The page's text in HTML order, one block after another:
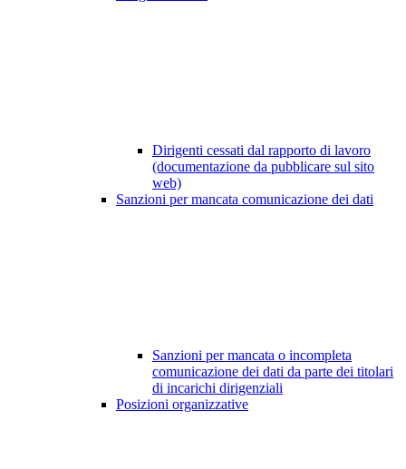
Dirigenti cessati dal rapporto di lavoro
(documentazione da pubblicare sul sito
web)
Sanzioni per mancata comunicazione dei dati
Sanzioni per mancata o incompleta
comunicazione dei dati da parte dei titolari
di incarichi dirigenziali
Posizioni organizzative